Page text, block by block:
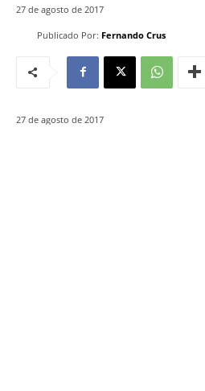
Publicado Por: Fernando Crus
27 de agosto de 2017
27 de agosto de 2017